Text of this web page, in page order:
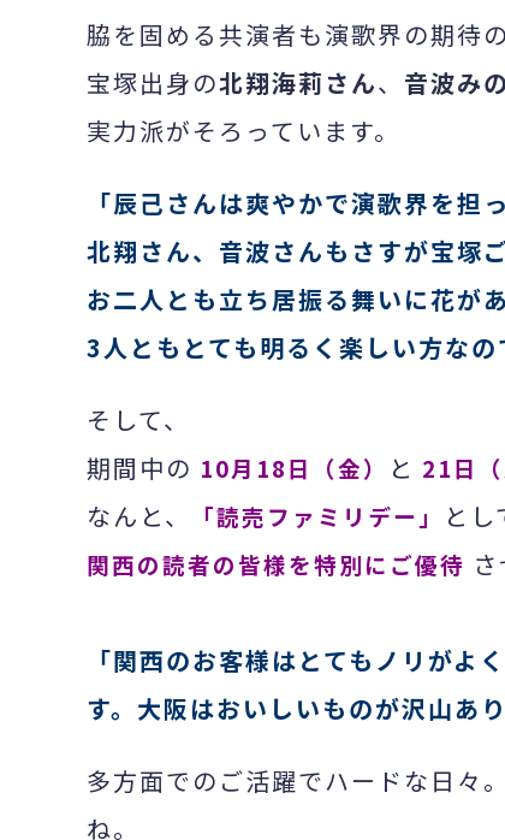
脇を固める共演者も演歌界の期待
宝塚出身の北翔海莉さん、 音波み
実力派がそろっています。
「辰己さんは爽やかで演歌界を担
北翔さん、音波さんもさすが宝塚
お二人とも立ち居振る舞いに花があ
3人ともとても明るく楽しい方なの
そして、
期間中の 10月18日（金） と 21日（
なんと、
「読売ファミリデー」 とし
関西の読者の皆様を特別にご優待
「関西のお客様はとてもノリがよ
す。大阪はおいしいものが沢山あ
多方面でのご活躍でハードな日々
ね。